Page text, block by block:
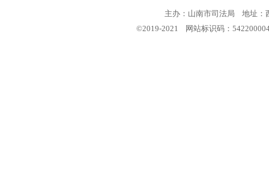
主办：山南市司法局 地址：
©2019-2021 网站标识码：